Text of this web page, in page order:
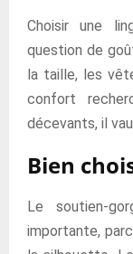
Choisir une
question de
la taille, les
confort
décevants, il
Bien
Le soutien-
importante,